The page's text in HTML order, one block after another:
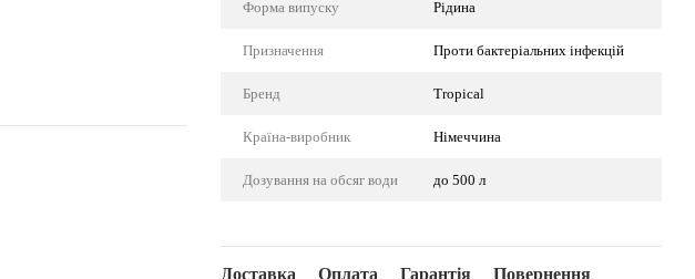
Форма випуску Рідина
Призначення Проти бактеріальних інфекцій
Бренд Tropical
Країна-виробник Німеччина
Дозування на обсяг води до 500 л
Доставка Оплата Гарантія Повернення